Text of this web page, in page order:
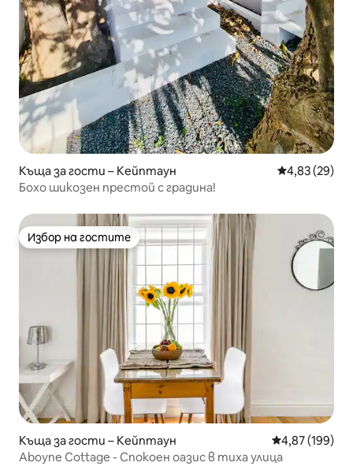
Къща за гости – Кейптаун Средна
4,83 (29)
Бохо шикозен престой с градина!
Избор на гостите
Избор на гостите
Къща за гости – Кейптаун Средна
4,87 (199)
Aboyne Cottage - Спокоен оазис в тиха улица